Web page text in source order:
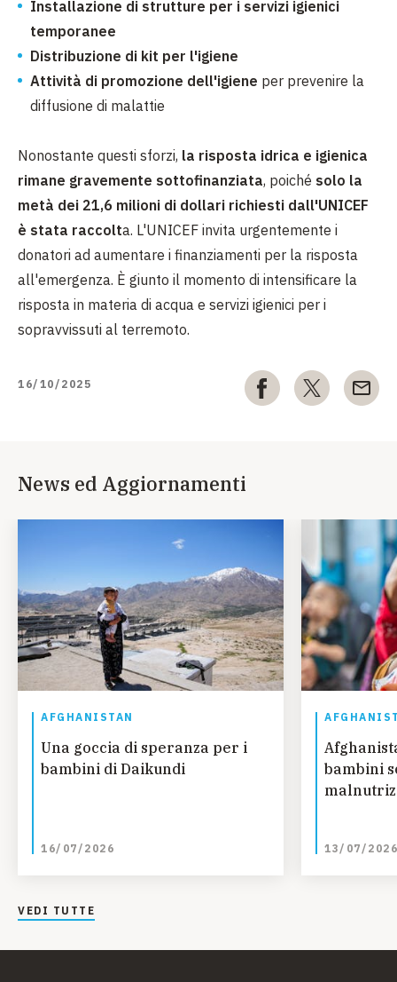
Installazione di strutture per i servizi igienici
temporanee
Distribuzione di kit per l'igiene
Attività di promozione dell'igiene per prevenire la
diffusione di malattie
Nonostante questi sforzi, la risposta idrica e igienica
rimane gravemente sottofinanziata, poiché solo la
metà dei 21,6 milioni di dollari richiesti dall'UNICEF
è stata raccolta. L'UNICEF invita urgentemente i
donatori ad aumentare i finanziamenti per la risposta
all'emergenza. È giunto il momento di intensificare la
risposta in materia di acqua e servizi igienici per i
sopravvissuti al terremoto.
16/10/2025
News ed Aggiornamenti
AFGHANISTAN
Una goccia di speranza per i
bambini di Daikundi
16/07/2026
bambini
13/07/2026
VEDI TUTTE